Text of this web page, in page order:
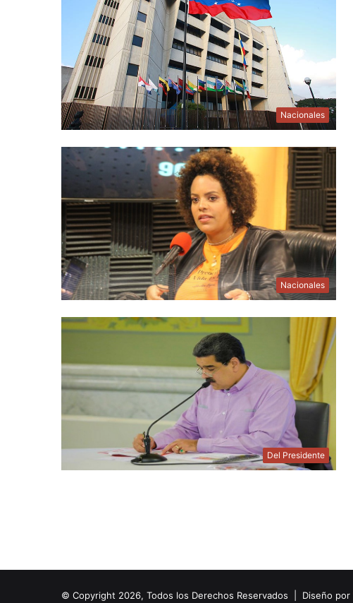
Nacionales
Nacionales
Del Presidente
© Copyright 2026, Todos los Derechos Reservados | Diseño por